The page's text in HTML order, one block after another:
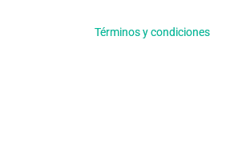
Términos y condiciones